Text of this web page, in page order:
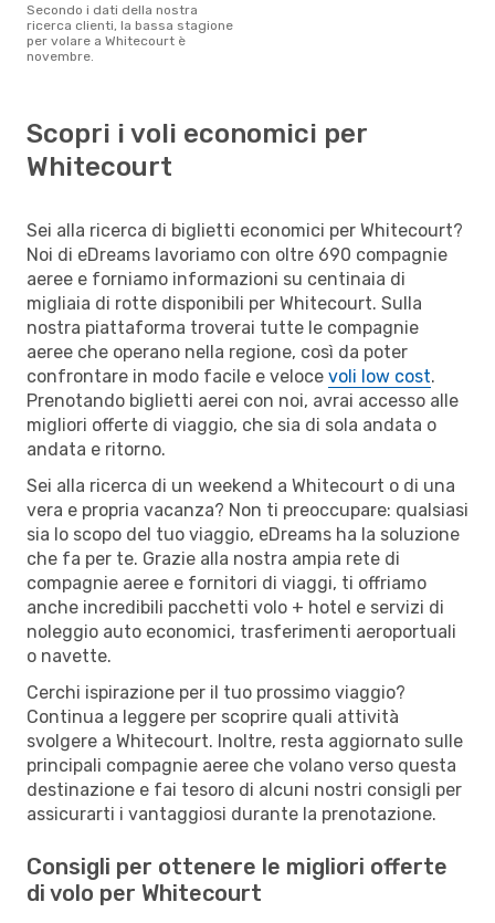
Secondo i dati della nostra
ricerca clienti, la bassa stagione
per volare a Whitecourt è
novembre.
Scopri i voli economici per
Whitecourt
Sei alla ricerca di biglietti economici per Whitecourt?
Noi di eDreams lavoriamo con oltre 690 compagnie
aeree e forniamo informazioni su centinaia di
migliaia di rotte disponibili per Whitecourt. Sulla
nostra piattaforma troverai tutte le compagnie
aeree che operano nella regione, così da poter
confrontare in modo facile e veloce voli low cost.
Prenotando biglietti aerei con noi, avrai accesso alle
migliori offerte di viaggio, che sia di sola andata o
andata e ritorno.
Sei alla ricerca di un weekend a Whitecourt o di una
vera e propria vacanza? Non ti preoccupare: qualsiasi
sia lo scopo del tuo viaggio, eDreams ha la soluzione
che fa per te. Grazie alla nostra ampia rete di
compagnie aeree e fornitori di viaggi, ti offriamo
anche incredibili pacchetti volo + hotel e servizi di
noleggio auto economici, trasferimenti aeroportuali
o navette.
Cerchi ispirazione per il tuo prossimo viaggio?
Continua a leggere per scoprire quali attività
svolgere a Whitecourt. Inoltre, resta aggiornato sulle
principali compagnie aeree che volano verso questa
destinazione e fai tesoro di alcuni nostri consigli per
assicurarti i vantaggiosi durante la prenotazione.
Consigli per ottenere le migliori offerte
di volo per Whitecourt